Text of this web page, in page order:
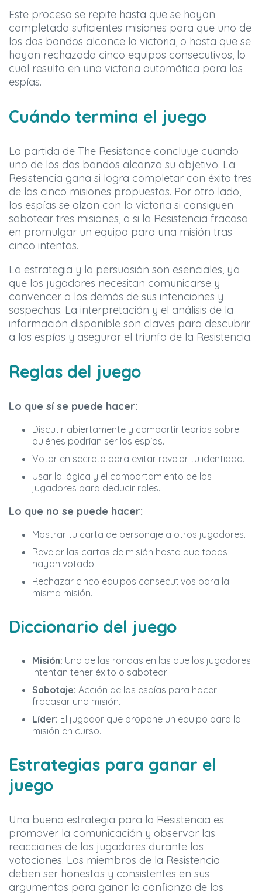
Este proceso se repite hasta que se hayan
completado suficientes misiones para que uno de
los dos bandos alcance la victoria, o hasta que se
hayan rechazado cinco equipos consecutivos, lo
cual resulta en una victoria automática para los
espías.
Cuándo termina el juego
La partida de The Resistance concluye cuando
uno de los dos bandos alcanza su objetivo. La
Resistencia gana si logra completar con éxito tres
de las cinco misiones propuestas. Por otro lado,
los espías se alzan con la victoria si consiguen
sabotear tres misiones, o si la Resistencia fracasa
en promulgar un equipo para una misión tras
cinco intentos.
La estrategia y la persuasión son esenciales, ya
que los jugadores necesitan comunicarse y
convencer a los demás de sus intenciones y
sospechas. La interpretación y el análisis de la
información disponible son claves para descubrir
a los espías y asegurar el triunfo de la Resistencia.
Reglas del juego
Lo que sí se puede hacer:
Discutir abiertamente y compartir teorías sobre
quiénes podrían ser los espías.
Votar en secreto para evitar revelar tu identidad.
Usar la lógica y el comportamiento de los
jugadores para deducir roles.
Lo que no se puede hacer:
Mostrar tu carta de personaje a otros jugadores.
Revelar las cartas de misión hasta que todos
hayan votado.
Rechazar cinco equipos consecutivos para la
misma misión.
Diccionario del juego
Misión: Una de las rondas en las que los jugadores
intentan tener éxito o sabotear.
Sabotaje: Acción de los espías para hacer
fracasar una misión.
Líder: El jugador que propone un equipo para la
misión en curso.
Estrategias para ganar el
juego
Una buena estrategia para la Resistencia es
promover la comunicación y observar las
reacciones de los jugadores durante las
votaciones. Los miembros de la Resistencia
deben ser honestos y consistentes en sus
argumentos para ganar la confianza de los